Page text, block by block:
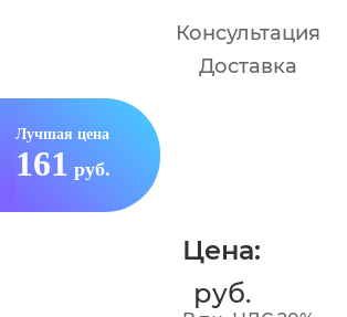
Лучшая цена
161 руб.
Цена:
руб.
Консультация
Доставка